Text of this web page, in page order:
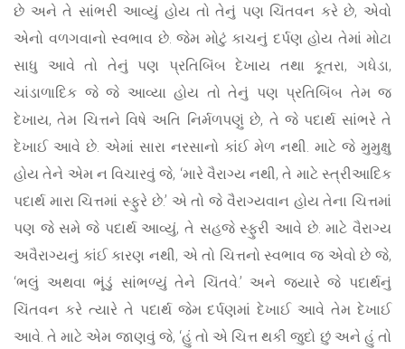
છે અને તે સાંભરી આવ્યું હોય તો તેનું પણ ચિંતવન કરે છે, એવો
એનો વળગવાનો સ્વભાવ છે. જેમ મોટું કાચનું દર્પણ હોય તેમાં મોટા
સાધુ આવે તો તેનું પણ પ્રતિબિંબ દેખાય તથા કૂતરા, ગધેડા,
ચાંડાળાદિક જે જે આવ્યા હોય તો તેનું પણ પ્રતિબિંબ તેમ જ
દેખાય, તેમ ચિત્તને વિષે અતિ નિર્મળપણું છે, તે જે પદાર્થ સાંભરે તે
દેખાઈ આવે છે. એમાં સારા નરસાનો કાંઈ મેળ નથી. માટે જે મુમુક્ષુ
હોય તેને એમ ન વિચારવું જે, ‘મારે વૈરાગ્ય નથી, તે માટે સ્ત્રીઆદિક
પદાર્થ મારા ચિત્તમાં સ્ફુરે છે.’ એ તો જે વૈરાગ્યવાન હોય તેના ચિત્તમાં
પણ જે સમે જે પદાર્થ આવ્યું, તે સહજે સ્ફુરી આવે છે. માટે વૈરાગ્ય
અવૈરાગ્યનું કાંઈ કારણ નથી, એ તો ચિત્તનો સ્વભાવ જ એવો છે જે,
‘ભલું અથવા ભૂંડું સાંભળ્યું તેને ચિંતવે.’ અને જ્યારે જે પદાર્થનું
ચિંતવન કરે ત્યારે તે પદાર્થ જેમ દર્પણમાં દેખાઈ આવે તેમ દેખાઈ
આવે. તે માટે એમ જાણવું જે, ‘હું તો એ ચિત્ત થકી જુદો છું અને હું તો